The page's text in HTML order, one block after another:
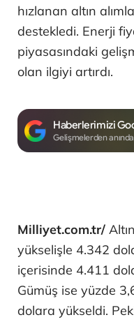
hızlanan altın
destekledi. Enerji
piyasasındaki
olan ilgiyi artırdı.
Haberlerimizi
Gelişmelerden
Milliyet.com.tr/
yükselişle 4.342
içerisinde 4.411
Gümüş ise yüzde
dolara yükseldi.